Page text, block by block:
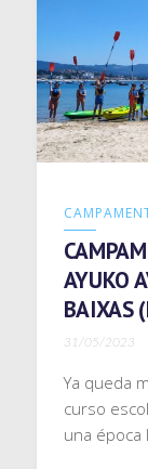
AYUKO
BAIXAS
31/05/2023
Ya queda
curso
una época